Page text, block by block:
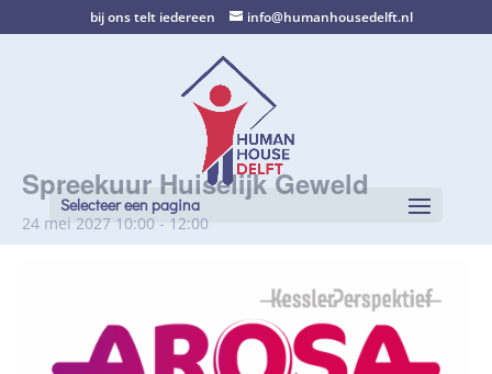
bij ons telt iedereen info@humanhousedelft.nl
Selecteer een pagina
Spreekuur Huiselijk Geweld
24 mei 2027 10:00 - 12:00